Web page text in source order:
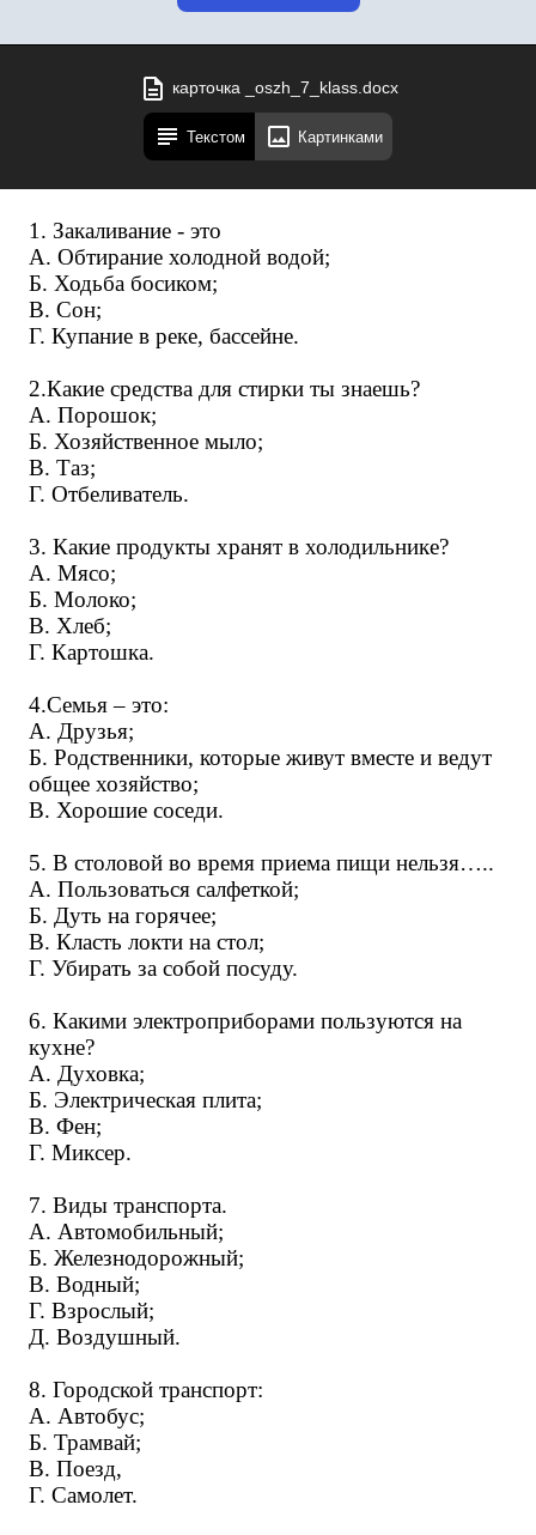
карточка _oszh_7_klass.docx
Текстом Картинками
1. Закаливание - это
А. Обтирание холодной водой;
Б. Ходьба босиком;
В. Сон;
Г. Купание в реке, бассейне.
2.Какие средства для стирки ты знаешь?
А. Порошок;
Б. Хозяйственное мыло;
В. Таз;
Г. Отбеливатель.
3. Какие продукты хранят в холодильнике?
А. Мясо;
Б. Молоко;
В. Хлеб;
Г. Картошка.
4.Семья – это:
А. Друзья;
Б. Родственники, которые живут вместе и ведут
общее хозяйство;
В. Хорошие соседи.
5. В столовой во время приема пищи нельзя…..
А. Пользоваться салфеткой;
Б. Дуть на горячее;
В. Класть локти на стол;
Г. Убирать за собой посуду.
6. Какими электроприборами пользуются на
кухне?
А. Духовка;
Б. Электрическая плита;
В. Фен;
Г. Миксер.
7. Виды транспорта.
А. Автомобильный;
Б. Железнодорожный;
В. Водный;
Г. Взрослый;
Д. Воздушный.
8. Городской транспорт:
А. Автобус;
Б. Трамвай;
В. Поезд,
Г. Самолет.